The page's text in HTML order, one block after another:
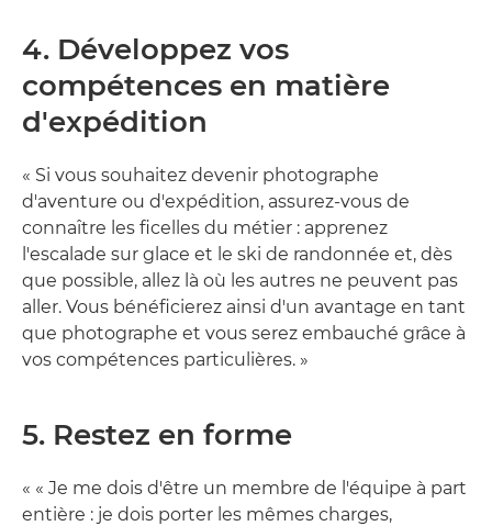
4. Développez vos
compétences en matière
d'expédition
« Si vous souhaitez devenir photographe
d'aventure ou d'expédition, assurez-vous de
connaître les ficelles du métier : apprenez
l'escalade sur glace et le ski de randonnée et, dès
que possible, allez là où les autres ne peuvent pas
aller. Vous bénéficierez ainsi d'un avantage en tant
que photographe et vous serez embauché grâce à
vos compétences particulières. »
5. Restez en forme
« « Je me dois d'être un membre de l'équipe à part
entière : je dois porter les mêmes charges,